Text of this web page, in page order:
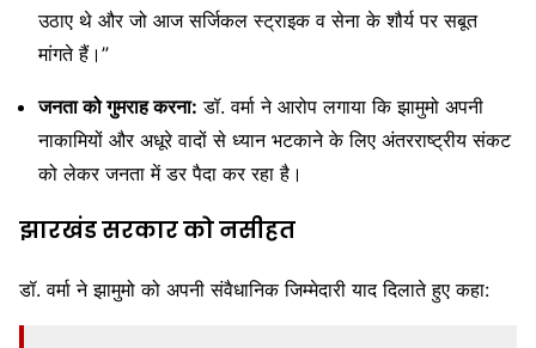
उठाए थे और जो आज सर्जिकल स्ट्राइक व सेना के शौर्य पर सबूत
मांगते हैं।”
जनता को गुमराह करना: डॉ. वर्मा ने आरोप लगाया कि झामुमो अपनी
नाकामियों और अधूरे वादों से ध्यान भटकाने के लिए अंतरराष्ट्रीय संकट
को लेकर जनता में डर पैदा कर रहा है।
झारखंड सरकार को नसीहत
डॉ. वर्मा ने झामुमो को अपनी संवैधानिक जिम्मेदारी याद दिलाते हुए कहा: